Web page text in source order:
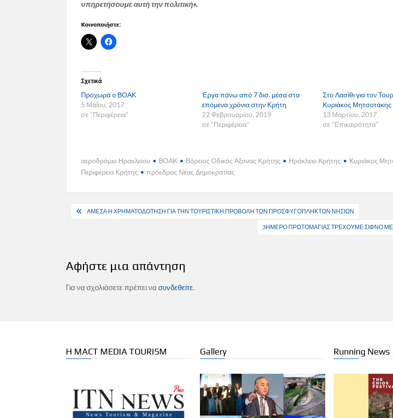
υπηρετήσουμε αυτή την πολιτική».
Κοινοποιήστε:
Σχετικά
Προχωρά ο ΒΟΑΚ
5 Μαΐου, 2017
σε "Περιφέρεια"
Έργα πάνω από 7 δισ. μέσα στα
επόμενα χρόνια στην Κρήτη
22 Φεβρουαρίου, 2019
σε "Περιφέρεια"
Στο Λασίθι για τον
Κυριάκος Μητσοτάκης
13 Μαρτίου, 2017
σε "Επικαιρότητα"
αεροδρόμιο Ηρακλείου ΒΟΑΚ Βόρειος Οδικός Άξονας Κρήτης Ηράκλειο Κρήτης
Κυριάκος
Περιφέρεια Κρήτης
πρόεδρος Νέας Δημοκρατίας
Πλοήγηση
ΑΜΕΣΑ Η ΧΡΗΜΑΤΟΔΟΤΗΣΗ ΓΙΑ ΤΗΝ ΤΟΥΡΙΣΤΙΚΗ ΠΡΟΒΟΛΗ ΤΩΝ ΠΡΟΣΦΥΓΟΠΛΗΚΤΩΝ ΝΗΣΙΩΝ
3ΗΜΕΡΟ ΠΡΩΤΟΜΑΓΙΑΣ ΤΡΕΧΟΥΜΕ ΣΙΦΝΟ ΜΕ
Αφήστε μια απάντηση
Για να σχολιάσετε πρέπει νασυνδεθείτε.
Η MACT MEDIA TOURISM Gallery Running News